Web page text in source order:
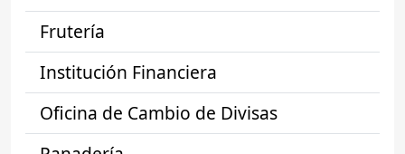
Frutería
Institución Financiera
Oficina de Cambio de Divisas